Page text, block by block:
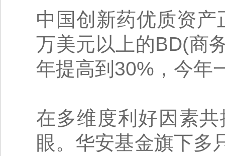
中国创新药优质资
万美元以上的BD(商
年提高到30%，今年
在多维度利好因素
眼。华安基金旗下多